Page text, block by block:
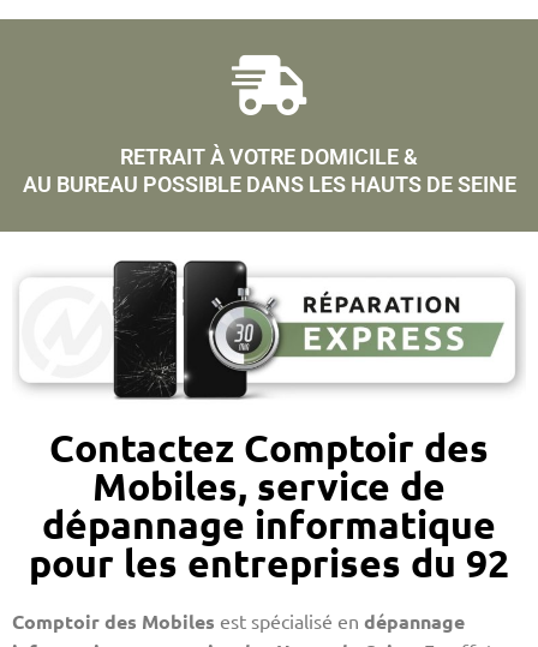
RETRAIT À VOTRE DOMICILE &
AU BUREAU POSSIBLE DANS LES HAUTS DE SEINE
Contactez Comptoir des
Mobiles, service de
dépannage informatique
pour les entreprises du 92
Comptoir des Mobiles est spécialisé en dépannage